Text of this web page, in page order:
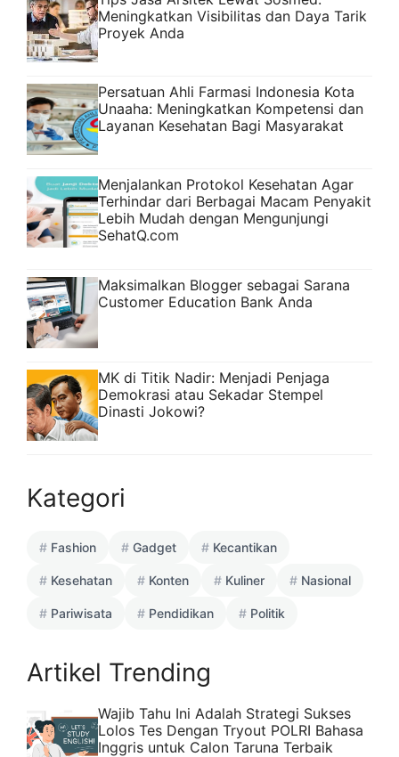
Meningkatkan Visibilitas dan Daya Tarik
Proyek Anda
Persatuan Ahli Farmasi Indonesia Kota
Unaaha: Meningkatkan Kompetensi dan
Layanan Kesehatan Bagi Masyarakat
Menjalankan Protokol Kesehatan Agar
Terhindar dari Berbagai Macam Penyakit
Lebih Mudah dengan Mengunjungi
SehatQ.com
Maksimalkan Blogger sebagai Sarana
Customer Education Bank Anda
MK di Titik Nadir: Menjadi Penjaga
Demokrasi atau Sekadar Stempel
Dinasti Jokowi?
Kategori
Fashion Gadget Kecantikan
Kesehatan Konten Kuliner Nasional
Pariwisata Pendidikan Politik
Artikel Trending
Wajib Tahu Ini Adalah Strategi Sukses
Lolos Tes Dengan Tryout POLRI Bahasa
Inggris untuk Calon Taruna Terbaik